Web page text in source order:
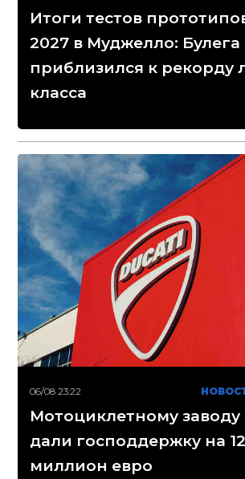
Итоги тестов
2027 в Муджелло: Булега
приблизился к рекорду
класса
06/08 23:22
Мотоциклетному заводу
дали господдержку на
миллион евро